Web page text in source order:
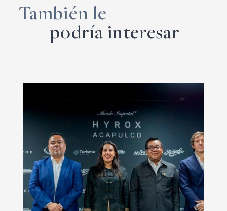
También le
podría interesar